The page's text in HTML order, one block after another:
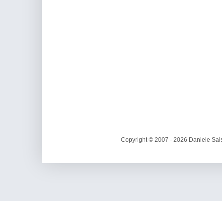
Copyright © 2007 - 2026 Daniele